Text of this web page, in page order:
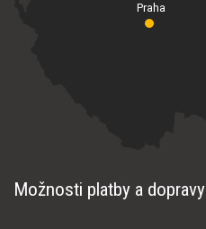
Praha
Možnosti platby a dopravy